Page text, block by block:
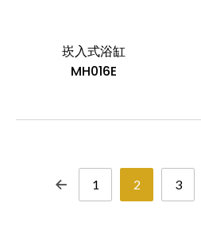
崁入式浴缸
MH016E
1 2 3